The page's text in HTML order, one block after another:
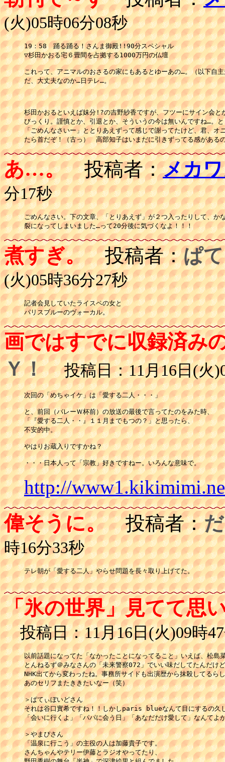
(火)05時06分08秒
19：58　踊る踊る！さんま御殿!!90分スペシャル
▽杉田かおる宅６畳間を占拠する1000万円の仏壇
これって、アニマルのおさるの家にもあるとゆーあの…。（以下自
だ、大丈夫なのか…日テレ…。
杉田かおるといえば妹分!?の吉野紗香ですが、フツーにサイン会と
びっくり。謹慎とか、引退とか、そういうの今は無いんですね…。
「ごめんなさいー」ととりあえずって感じで謝ってたけど、君、オ
たら首だぞ！（古っ）　高部知子はいまだに引きずってる感があ
あ…。投稿者：メカ
分17秒
ごめんなさい。下の文章、「とりあえず」が２つ入ったりして、か
裂になってしまいました…って20分後に気づくなよ！！！
煮すぎ。投稿者：ぱ
(火)05時36分27秒
記者会見していたライスペの女と
パリスブルーのヴォーカル。
画ではすでに収録済み
Ｙ！ 投稿日：11月16日(火
次回の「めちゃイケ」は「愛する二人・・・」
と、前回（バレーＷ杯前）の放送の最後で言ってたのをみた時、
「『愛する二人・・』１１月までもつの？」と思ったら、
不安的中。
やはりお蔵入りですかね？
・・・日本人って「宗教」好きですねー。いろんな意味で。
http://
偉そうに。投稿者：
時16分33秒
テレ朝が「愛する二人」やらせ問題を長々取り上げてた。
「氷の世界」見てて思
投稿日：11月16日(火)09時
以前話題になってた「なかったことになってること」いえば、松島
とんねるず＠みなさんの「未来警察072」でいい味だしてたんだけ
NHK出てから変わったね。事務所サイドも出演歴から抹殺してるら
あのセリフまたききたいなー（笑）
＞ぱてぃぼいどさん
それは谷口實希ですね！！しかしparis blueなんて目にするの久
「会いに行くよ」「パパに会う日」「あなだだけ愛して」なんてよ
＞やまぴさん
「温泉に行こう」の主役の人は加藤貴子です。
さんちゃんやテリー伊藤とラジオやってたり、